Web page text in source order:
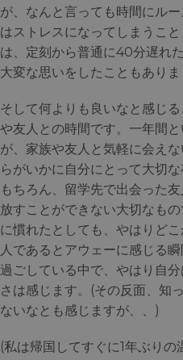
が、なんと言っても時間にル
はストレスになってしまうこ
は、定刻から普通に40分遅れ
大変な思いをしたこともありま
そして何よりも良いなと感じ
や友人との時間です。一年間
が、家族や友人と気軽に会え
らがいかに自分にとって大切
もちろん、留学先で出会った
放すことができない大切なも
に慣れたとしても、やはりど
人であるとアウェーに感じる
過ごしている中で、やはり自
さは感じます。(その反面、知
ないなとも感じますが、、)
(私は帰国してすぐに1年ぶり